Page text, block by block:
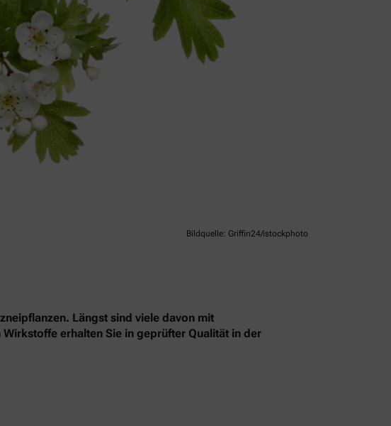
Bildquelle: Griffin24/istockphoto
Längst sind viele davon mit
erhalten Sie in geprüfter Qualität in der